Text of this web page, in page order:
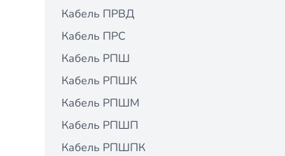
Кабель ПРВД
Кабель ПРС
Кабель РПШ
Кабель РПШК
Кабель РПШМ
Кабель РПШП
Кабель РПШПК